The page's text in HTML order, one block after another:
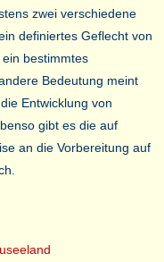
zwei verschiedene
definiertes Geflecht von
bestimmtes
Bedeutung meint
Entwicklung von
gibt es die auf
an die Vorbereitung auf